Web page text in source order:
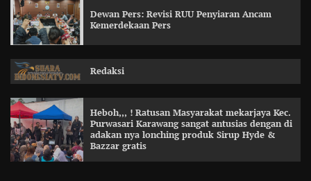
Dewan Pers: Revisi RUU Penyiaran Ancam
Kemerdekaan Pers
Redaksi
Heboh,,, ! Ratusan Masyarakat mekarjaya Kec.
Purwasari Karawang sangat antusias dengan di
adakan nya lonching produk Sirup Hyde &
Bazzar gratis